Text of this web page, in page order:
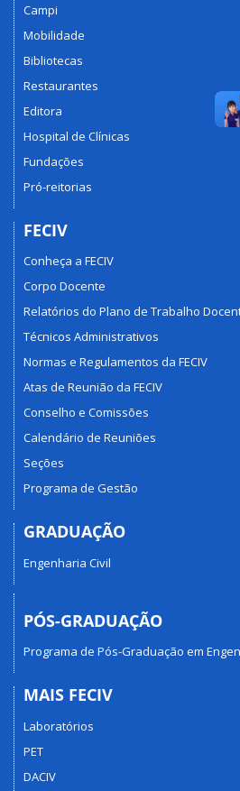
Campi
Mobilidade
Bibliotecas
Restaurantes
Editora
Hospital de Clínicas
Fundações
Pró-reitorias
FECIV
Conheça a FECIV
Corpo Docente
Relatórios do Plano de Trabalho
Técnicos Administrativos
Normas e Regulamentos da FECIV
Atas de Reunião da FECIV
Conselho e Comissões
Calendário de Reuniões
Seções
Programa de Gestão
GRADUAÇÃO
Engenharia Civil
PÓS-GRADUAÇÃO
Programa de Pós-Graduação em
MAIS FECIV
Laboratórios
PET
DACIV